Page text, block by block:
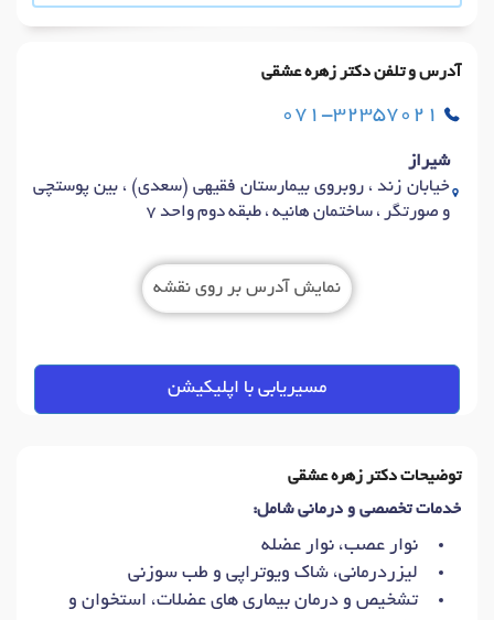
آدرس و تلفن دکتر زهره عشقی
071-32357021
شیراز
خیابان زند ، روبروی بیمارستان فقیهی (سعدی) ، بین پوستچی
و صورتگر ، ساختمان هانیه ، طبقه دوم واحد 7
نمایش آدرس بر روی نقشه
مسیریابی با اپلیکیشن
توضیحات دکتر زهره عشقی
خدمات تخصصی و درمانی شامل:
نوار عصب، نوار عضله
لیزردرمانی، شاک ویوتراپی و طب سوزنی
تشخیص و درمان بیماری های عضلات، استخوان و